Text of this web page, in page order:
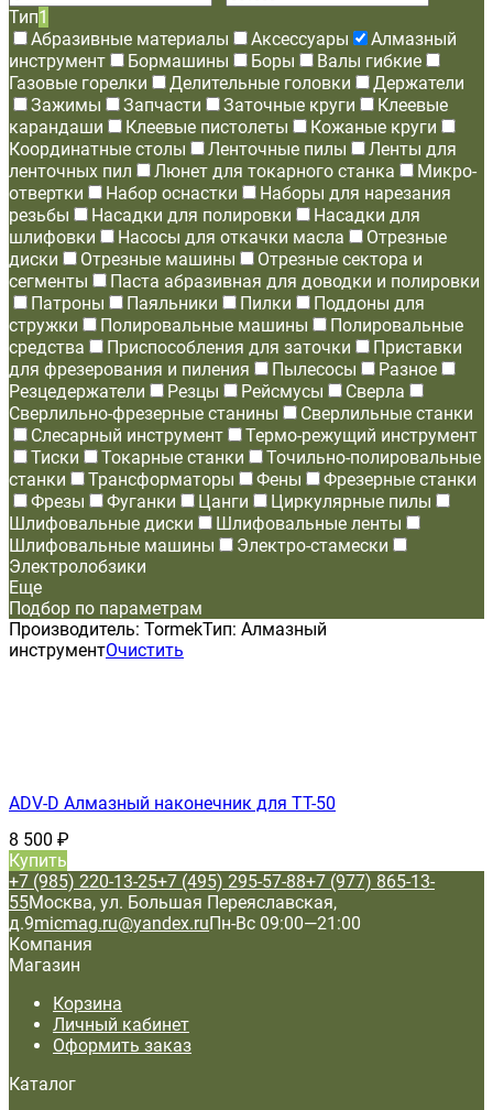
Тип1
Абразивные материалы
Аксессуары
Алмазный
инструмент
Бормашины Боры
Валы гибкие
Газовые горелки
Делительные головки
Держатели
Зажимы
Запчасти Заточные круги
Клеевые
карандаши
Клеевые пистолеты
Кожаные круги
Координатные столы
Ленточные пилы
Ленты для
ленточных пил
Люнет для токарного станка
Микро-
отвертки
Набор оснастки
Наборы для нарезания
резьбы
Насадки для полировки
Насадки для
шлифовки
Насосы для откачки масла
Отрезные
диски
Отрезные машины
Отрезные сектора и
сегменты
Паста абразивная для доводки и полировки
Патроны
Паяльники Пилки
Поддоны для
стружки
Полировальные машины
Полировальные
средства
Приспособления для заточки
Приставки
для фрезерования и пиления
Пылесосы
Разное
Резцедержатели
Резцы Рейсмусы
Сверла
Сверлильно-фрезерные станины
Сверлильные станки
Слесарный инструмент
Термо-режущий инструмент
Тиски
Токарные станки
Точильно-полировальные
станки
Трансформаторы Фены
Фрезерные станки
Фрезы
Фуганки Цанги
Циркулярные пилы
Шлифовальные диски
Шлифовальные ленты
Шлифовальные машины
Электро-стамески
Электролобзики
Еще
Подбор по параметрам
Производитель: TormekТип: Алмазный
инструментОчистить
ADV-D Алмазный наконечник для TT-50
8 500 ₽
Купить
+7 (985) 220-13-25+7 (495) 295-57-88+7 (977) 865-13-
55Москва, ул. Большая Переяславская,
д.9micmag.ru@yandex.ruПн-Вс 09:00—21:00
Компания
Магазин
Корзина
Личный кабинет
Оформить заказ
Каталог